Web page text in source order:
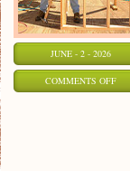
JUNE - 2 - 2026
COMMENTS OFFON